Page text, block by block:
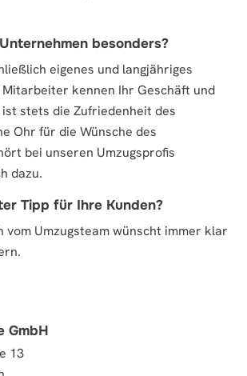
besonders?
eigenes und langjähriges
kennen Ihr Geschäft und
stets die Zufriedenheit des
Ohr für die Wünsche des
bei unseren Umzugsprofis
dazu.
Tipp für Ihre Kunden?
vom Umzugsteam wünscht immer klar
GmbH
13